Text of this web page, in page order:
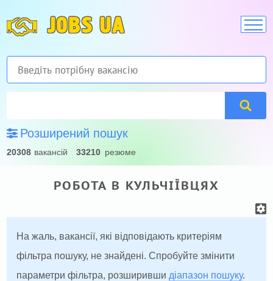
JOBS UA
Розширений пошук
20308 вакансій 33210 резюме
РОБОТА В КУЛЬЧІЇВЦЯХ
На жаль, вакансії, які відповідають критеріям
фільтра пошуку, не знайдені. Спробуйте змінити
параметри фільтра, розширивши діапазон пошуку.